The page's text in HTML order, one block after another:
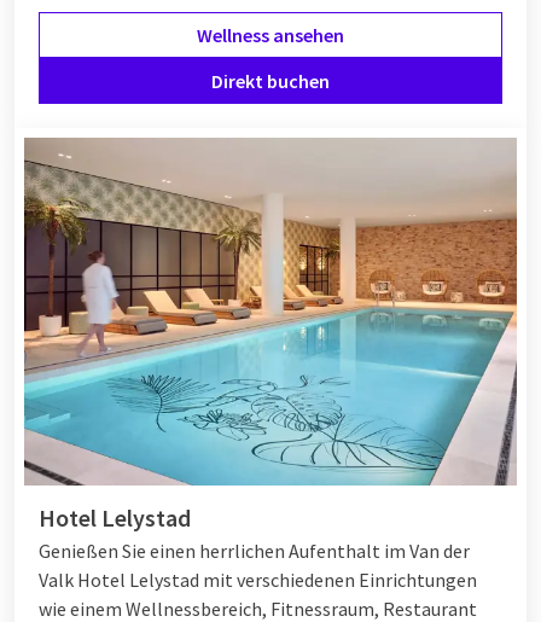
Wellness ansehen
Direkt buchen
Hotel Lelystad
Genießen Sie einen herrlichen Aufenthalt im Van der
Valk Hotel Lelystad mit verschiedenen Einrichtungen
wie einem Wellnessbereich, Fitnessraum, Restaurant